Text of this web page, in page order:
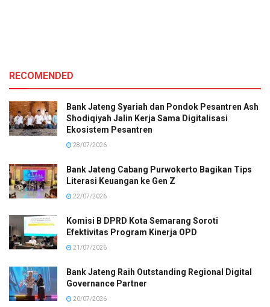
RECOMENDED
Bank Jateng Syariah dan Pondok Pesantren Ash
Shodiqiyah Jalin Kerja Sama Digitalisasi
Ekosistem Pesantren
28/07/2026
Bank Jateng Cabang Purwokerto Bagikan Tips
Literasi Keuangan ke Gen Z
22/07/2026
Komisi B DPRD Kota Semarang Soroti
Efektivitas Program Kinerja OPD
21/07/2026
Bank Jateng Raih Outstanding Regional Digital
Governance Partner
20/07/2026